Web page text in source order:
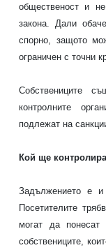
общественост и
закона. Дали
спорно, защото
ограничен с точни
Собствениците
контролните
подлежат на
Кой ще
Задължението е и
Посетителите
могат да
собствениците,